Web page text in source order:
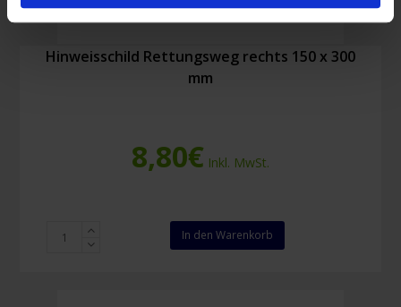
Hinweisschild Rettungsweg rechts 150 x 300
mm
8,80€ Inkl. MwSt.
Hinweisschild
Rettungsweg
In den Warenkorb